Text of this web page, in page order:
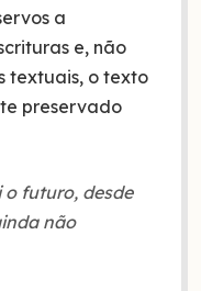
a
e, não
textuais, o texto
preservado
o futuro, desde
não